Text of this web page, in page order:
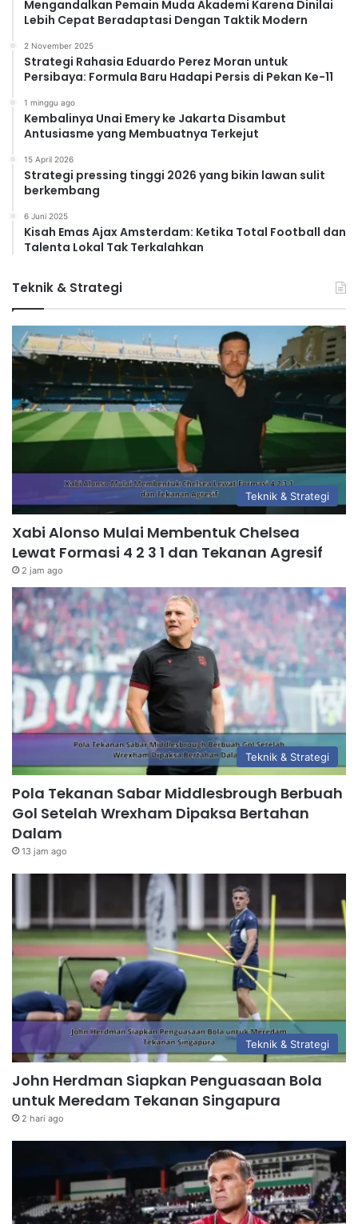
Mengandalkan Pemain Muda Akademi Karena Dinilai
Lebih Cepat Beradaptasi Dengan Taktik Modern
2 November 2025
Strategi Rahasia Eduardo Perez Moran untuk
Persibaya: Formula Baru Hadapi Persis di Pekan Ke-11
1 minggu ago
Kembalinya Unai Emery ke Jakarta Disambut
Antusiasme yang Membuatnya Terkejut
15 April 2026
Strategi pressing tinggi 2026 yang bikin lawan sulit
berkembang
6 Juni 2025
Kisah Emas Ajax Amsterdam: Ketika Total Football dan
Talenta Lokal Tak Terkalahkan
Teknik & Strategi
Teknik & Strategi
Xabi Alonso Mulai Membentuk Chelsea
Lewat Formasi 4 2 3 1 dan Tekanan Agresif
2 jam ago
Teknik & Strategi
Pola Tekanan Sabar Middlesbrough Berbuah
Gol Setelah Wrexham Dipaksa Bertahan
Dalam
13 jam ago
Teknik & Strategi
John Herdman Siapkan Penguasaan Bola
untuk Meredam Tekanan Singapura
2 hari ago